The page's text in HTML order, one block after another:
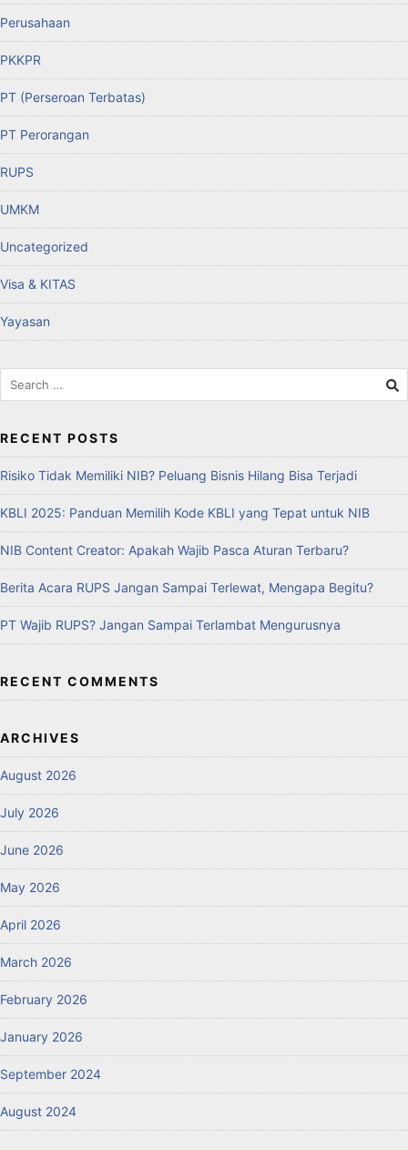
Perusahaan
PKKPR
PT (Perseroan Terbatas)
PT Perorangan
RUPS
UMKM
Uncategorized
Visa & KITAS
Yayasan
RECENT POSTS
Risiko Tidak Memiliki NIB? Peluang Bisnis Hilang Bisa Terjadi
KBLI 2025: Panduan Memilih Kode KBLI yang Tepat untuk NIB
NIB Content Creator: Apakah Wajib Pasca Aturan Terbaru?
Berita Acara RUPS Jangan Sampai Terlewat, Mengapa Begitu?
PT Wajib RUPS? Jangan Sampai Terlambat Mengurusnya
RECENT COMMENTS
ARCHIVES
August 2026
July 2026
June 2026
May 2026
April 2026
March 2026
February 2026
January 2026
September 2024
August 2024